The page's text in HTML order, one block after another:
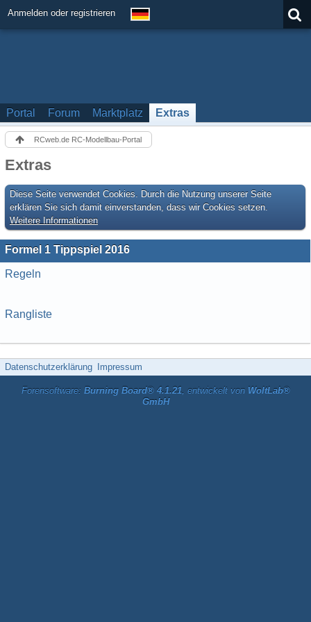
Anmelden oder registrieren
Portal Forum Marktplatz Extras
RCweb.de RC-Modellbau-Portal
Extras
Diese Seite verwendet Cookies. Durch die Nutzung unserer Seite
erklären Sie sich damit einverstanden, dass wir Cookies setzen.
Weitere Informationen
Formel 1 Tippspiel 2016
Regeln
Rangliste
Datenschutzerklärung Impressum
Forensoftware: Burning Board® 4.1.21, entwickelt von WoltLab®
GmbH